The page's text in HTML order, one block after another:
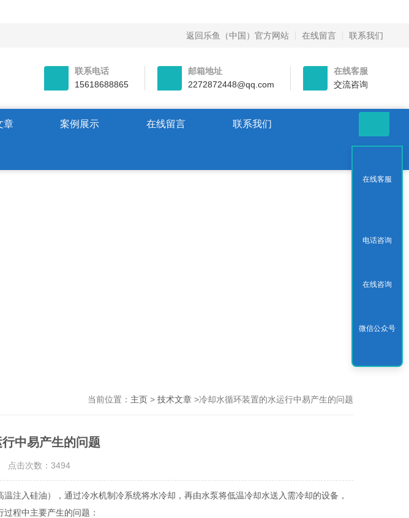
返回乐鱼（中国）官方网站 在线留言 联系我们
联系电话
15618688865
邮箱地址
2272872448@qq.com
在线客服
交流咨询
章 案例展示 在线留言 联系我们
当前位置： 主页> 技术文章>冷却水循环装置的水运行中易产生的问题
中易产生的问题
点击次数：3494
注入硅油），通过冷水机制冷系统将水冷却，再由水泵将低温冷却水送入需冷却的设备，
程中主要产生的问题：
在线客服
电话咨询
在线咨询
微信公众号